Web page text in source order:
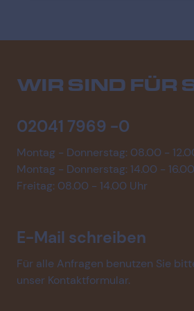
WIR SIND FÜR
02041 7969 -0
Montag - Donnerstag: 08.00 -
Montag - Donnerstag: 14.00 -
Freitag: 08.00 - 14.00 Uhr
E-Mail schreiben
Für alle Anfragen benutzen Sie
unser Kontaktformular.